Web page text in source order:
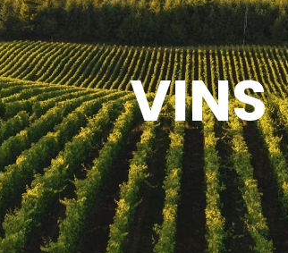
VINS